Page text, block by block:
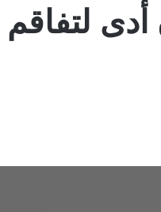
لتفاقم